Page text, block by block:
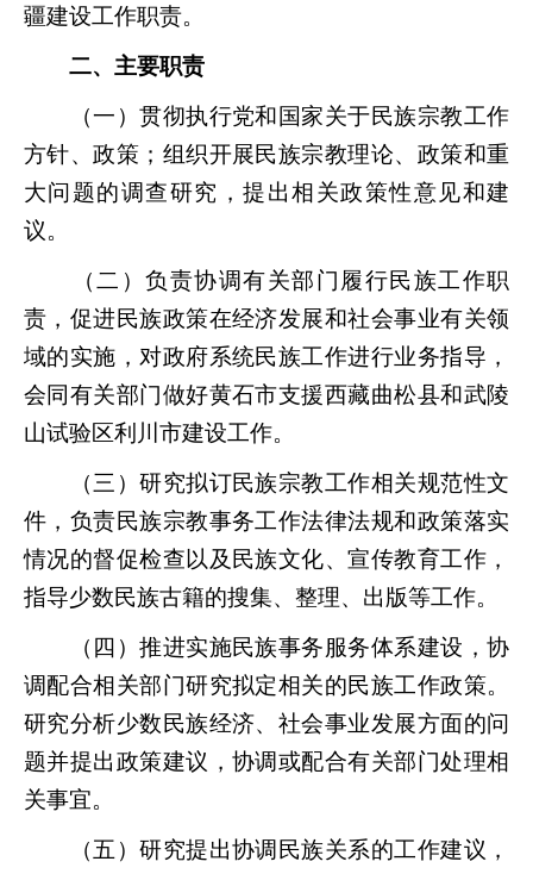
疆建设工作职责。
二、主要职责
（一）贯彻执行党和国家关于民族宗教工作
方针、政策；组织开展民族宗教理论、政策和重
大问题的调查研究，提出相关政策性意见和建
议。
（二）负责协调有关部门履行民族工作职
责，促进民族政策在经济发展和社会事业有关领
域的实施，对政府系统民族工作进行业务指导，
会同有关部门做好黄石市支援西藏曲松县和武陵
山试验区利川市建设工作。
（三）研究拟订民族宗教工作相关规范性文
件，负责民族宗教事务工作法律法规和政策落实
情况的督促检查以及民族文化、宣传教育工作，
指导少数民族古籍的搜集、整理、出版等工作。
（四）推进实施民族事务服务体系建设，协
调配合相关部门研究拟定相关的民族工作政策。
研究分析少数民族经济、社会事业发展方面的问
题并提出政策建议，协调或配合有关部门处理相
关事宜。
（五）研究提出协调民族关系的工作建议，